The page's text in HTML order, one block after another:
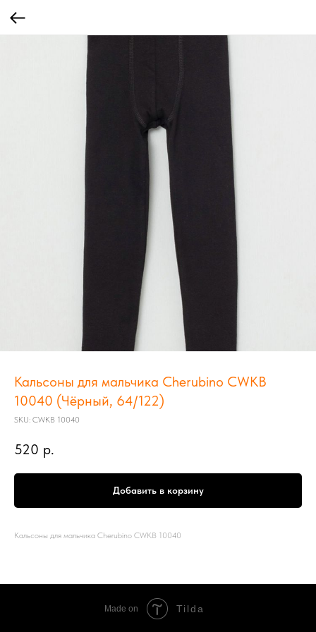
Кальсоны для мальчика Cherubino CWKB
10040 (Чёрный, 64/122)
SKU: CWKB 10040
520 р.
Добавить в корзину
Кальсоны для мальчика Cherubino CWKB 10040
Made on Tilda